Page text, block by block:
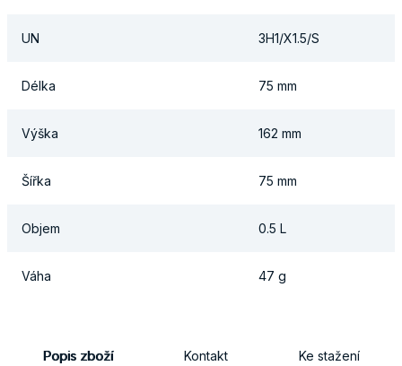
UN 3H1/X1.5/S
Délka 75 mm
Výška 162 mm
Šířka 75 mm
Objem 0.5 L
Váha 47 g
Popis zboží Kontakt Ke stažení